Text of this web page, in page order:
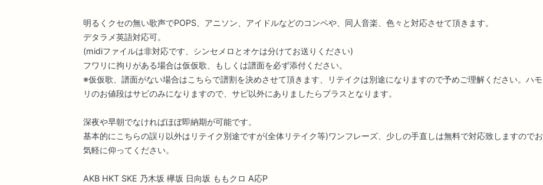
明るくクセの無い歌声でPOPS、アニソン、アイドルなどのコンペや、同人音楽、色々と対応させて頂きます。
デタラメ英語対応可。
(midiファイルは非対応です、シンセメロとオケは分けてお送りください)
フワリに拘りがある場合は仮仮歌、もしくは譜面を必ず添付ください。
※仮仮歌、譜面がない場合はこちらで譜割を決めさせて頂きます、リテイクは別途になりますので予めご理解ください。ハモ
リのお値段はサビのみになりますので、サビ以外にありましたらプラスとなります。
深夜や早朝でなければほぼ即納期が可能です。
基本的にこちらの誤り以外はリテイク別途ですが(全体リテイク等)ワンフレーズ、少しの手直しは無料で対応致しますのでお
気軽に仰ってください。
AKB HKT SKE 乃木坂 欅坂 日向坂 ももクロ A応P